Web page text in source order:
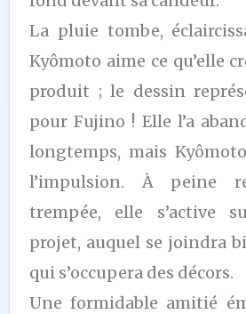
La pluie tombe,
Kyômoto aime ce qu’elle
produit ; le dessin
pour Fujino ! Elle l’a
longtemps, mais
l’impulsion. À peine
trempée, elle s’active
projet, auquel se joindra
qui s’occupera des décors.
Une formidable amitié